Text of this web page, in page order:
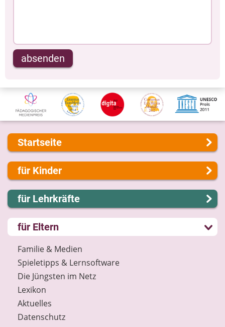
absenden
Startseite
Über uns
Presse
Kontakt
Impressum
Internet-ABC Sitemap
Barrierefreiheit
Länderprojekte
für Kinder
Lernen und Schule
Hobby und Freizeit
Spiel und Spaß
Mitreden und Mitmachen
Lexikon
Datenschutz
Newsletter
für Lehrkräfte
Lernmodule
Unterrichts­materialien
Internet-ABC-Schule
Praxishilfen
Aktuelles
Materialbestellung
Lexikon
Datenschutz
für Eltern
Familie & Medien
Spieletipps & Lernsoftware
Die Jüngsten im Netz
Lexikon
Aktuelles
Datenschutz